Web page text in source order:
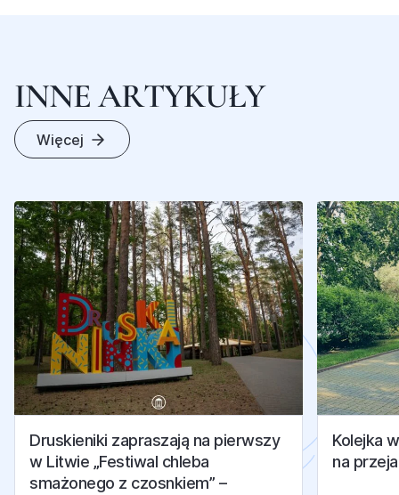
INNEARTYKUŁY
Więcej
Druskieniki zapraszają na pierwszy
w Litwie „Festiwal chleba
smażonego z czosnkiem” –
Kolejka
na